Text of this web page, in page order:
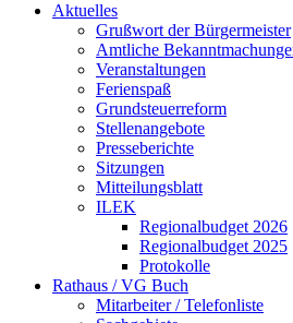
Aktuelles
Grußwort der Bürgermeister
Amtliche
Veranstaltungen
Ferienspaß
Grundsteuerreform
Stellenangebote
Presseberichte
Sitzungen
Mitteilungsblatt
ILEK
Regionalbudget 2026
Regionalbudget 2025
Protokolle
Rathaus / VG Buch
Mitarbeiter / Telefonliste